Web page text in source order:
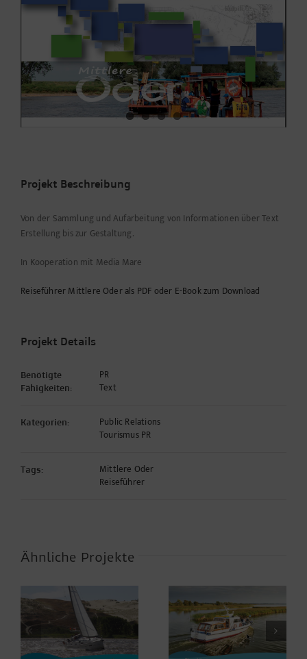
Projekt Beschreibung
Von der Sammlung und Aufarbeitung von Informationen über Text
Erstellung bis zur Gestaltung.
In Kooperation mit Media Mare
Reiseführer Mittlere Oder als PDF oder E-Book zum Download
Projekt Details
Benötigte
Fähigkeiten:
PR
Text
Kategorien:
Public Relations
Tourismus PR
Tags:
Mittlere Oder
Reiseführer
Ähnliche Projekte
Revierführer
Motorboot
Event